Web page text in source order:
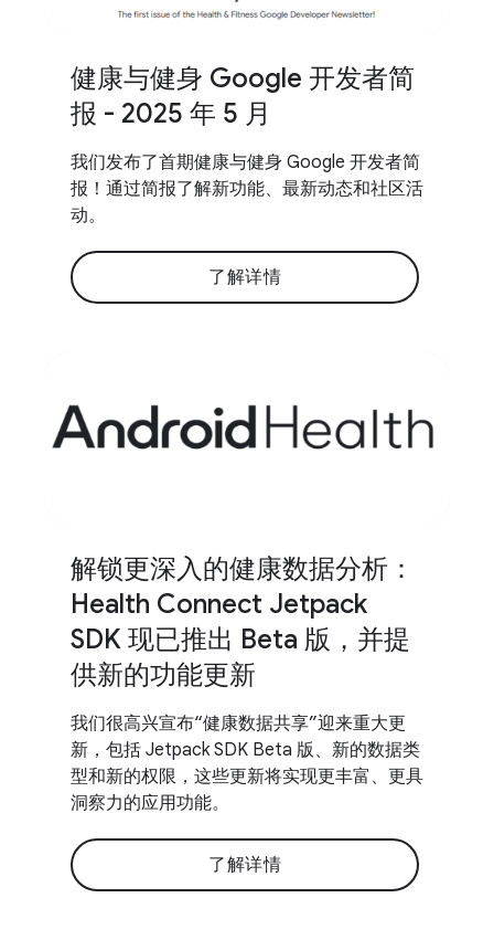
健康与健身 Google 开发者简
报 - 2025 年 5 月
我们发布了首期健康与健身 Google 开发者简
报！通过简报了解新功能、最新动态和社区活
动。
了解详情
解锁更深入的健康数据分析：
Health Connect Jetpack
SDK 现已推出 Beta 版，并提
供新的功能更新
我们很高兴宣布“健康数据共享”迎来重大更
新，包括 Jetpack SDK Beta 版、新的数据类
型和新的权限，这些更新将实现更丰富、更具
洞察力的应用功能。
了解详情